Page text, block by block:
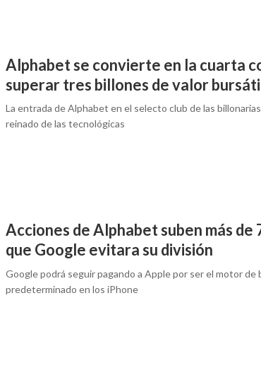
Alphabet se convierte en la cuarta
superar tres billones de valor
La entrada de Alphabet en el selecto club de las
reinado de las tecnológicas
Acciones de Alphabet suben más de
que Google evitara su división
Google podrá seguir pagando a Apple por ser el motor de
predeterminado en los iPhone